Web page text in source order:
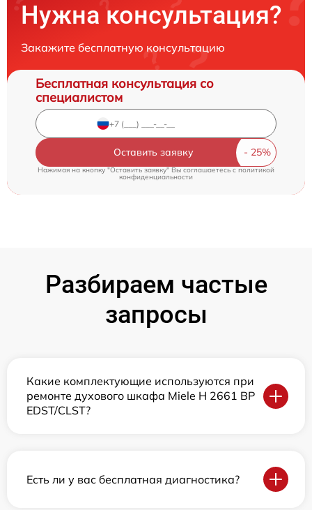
Нужна консультация?
Закажите бесплатную консультацию
Бесплатная консультация со
специалистом
Оставить заявку
Нажимая на кнопку "Оставить заявку" Вы соглашаетесь cполитикой
конфиденциальности
Разбираем частые
запросы
Какие комплектующие используются при
ремонте духового шкафа Miele H 2661 BP
EDST/CLST?
Есть ли у вас бесплатная диагностика?